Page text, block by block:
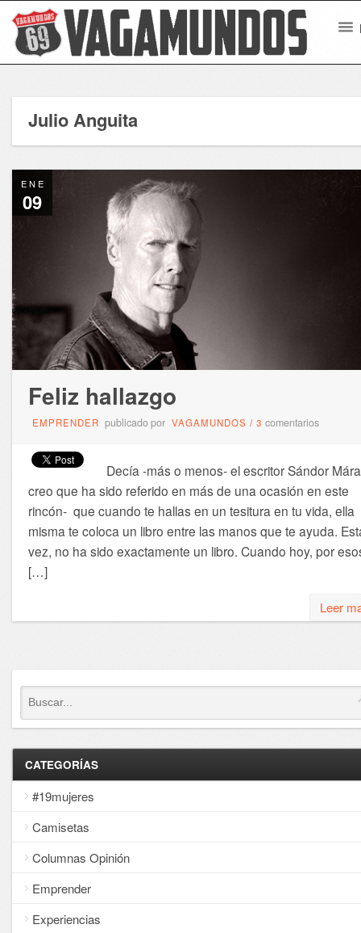
Julio Anguita
ENE
09
Feliz hallazgo
EMPRENDER publicado por VAGAMUNDOS / 3 comentarios
Decía -más o menos- el escritor Sándor
creo que ha sido referido en más de una ocasión en este
rincón- que cuando te hallas en un tesitura en tu vida, ella
misma te coloca un libro entre las manos que te ayuda.
vez, no ha sido exactamente un libro. Cuando hoy, por
[…]
Leer
CATEGORÍAS
#19mujeres
Camisetas
Columnas Opinión
Emprender
Experiencias